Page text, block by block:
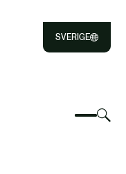
SVERIGE
VäljVälj